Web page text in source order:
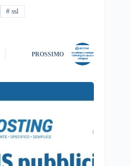
# ssl
PROSSIMO